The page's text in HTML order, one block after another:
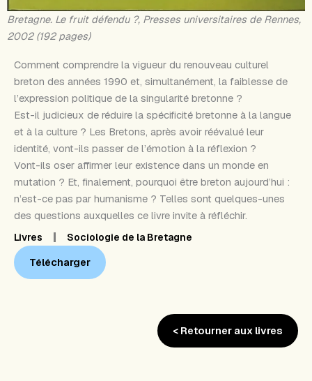
Bretagne. Le fruit défendu ?, Presses universitaires de Rennes,
2002 (192 pages)
Comment comprendre la vigueur du renouveau culturel
breton des années 1990 et, simultanément, la faiblesse de
l’expression politique de la singularité bretonne ?
Est-il judicieux de réduire la spécificité bretonne à la langue
et à la culture ? Les Bretons, après avoir réévalué leur
identité, vont-ils passer de l’émotion à la réflexion ?
Vont-ils oser affirmer leur existence dans un monde en
mutation ? Et, finalement, pourquoi être breton aujourd’hui :
n’est-ce pas par humanisme ? Telles sont quelques-unes
des questions auxquelles ce livre invite à réfléchir.
Livres Sociologie de la Bretagne
Télécharger
< Retourner aux livres